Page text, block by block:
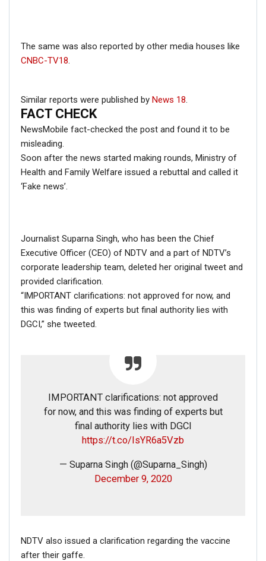
The same was also reported by other media houses like
CNBC-TV18
Similar reports were published by News 18
FACT CHECK
NewsMobile fact-checked the post and found it to be
misleading.
Soon after the news started making rounds, Ministry of
Health and Family Welfare issued a rebuttal and called it
‘Fake news’.
Journalist Suparna Singh, who has been the Chief
Executive Officer (CEO) of NDTV and a part of NDTV’s
corporate leadership team, deleted her original tweet and
provided clarification.
“IMPORTANT clarifications: not approved for now, and
this was finding of experts but final authority lies with
DGCI,” she tweeted.
IMPORTANT clarifications: not approved
for now, and this was finding of experts but
final authority lies with DGCI
https://t.co/IsYR6a5Vzb
— Suparna Singh (@Suparna_Singh)
December 9, 2020
NDTV also issued a clarification regarding the vaccine
after their gaffe.